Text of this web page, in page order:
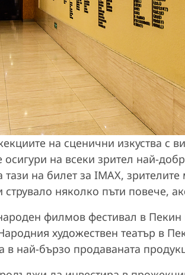
на сценични изкуства с
осигури на всеки зрител най-
на билет за IMAX, зрителите
струвало няколко пъти повече,
филмов фестивал в Пекин
художествен театър в
в най-бързо продаваната